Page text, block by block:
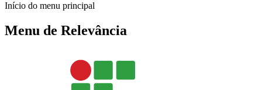
Início do menu principal
Menu de Relevância